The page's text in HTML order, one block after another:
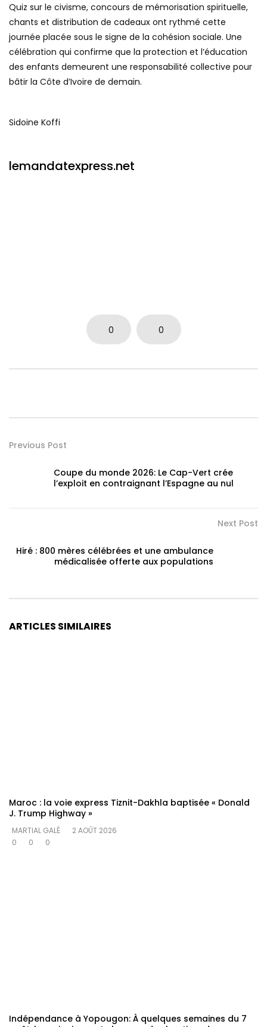
Quiz sur le civisme, concours de mémorisation spirituelle,
chants et distribution de cadeaux ont rythmé cette
journée placée sous le signe de la cohésion sociale. Une
célébration qui confirme que la protection et l’éducation
des enfants demeurent une responsabilité collective pour
bâtir la Côte d’Ivoire de demain.
Sidoine Koffi
lemandatexpress.net
0 0
Previous Post
Coupe du monde 2026: Le Cap-Vert crée
l’exploit en contraignant l’Espagne au nul
Next Post
Hiré : 800 mères célébrées et une ambulance
médicalisée offerte aux populations
ARTICLES SIMILAIRES
Maroc : la voie express Tiznit-Dakhla baptisée « Donald
J. Trump Highway »
MARTIAL GALÉ
2 AOÛT 2026
0
0 0
Indépendance à Yopougon‎: À quelques semaines du 7